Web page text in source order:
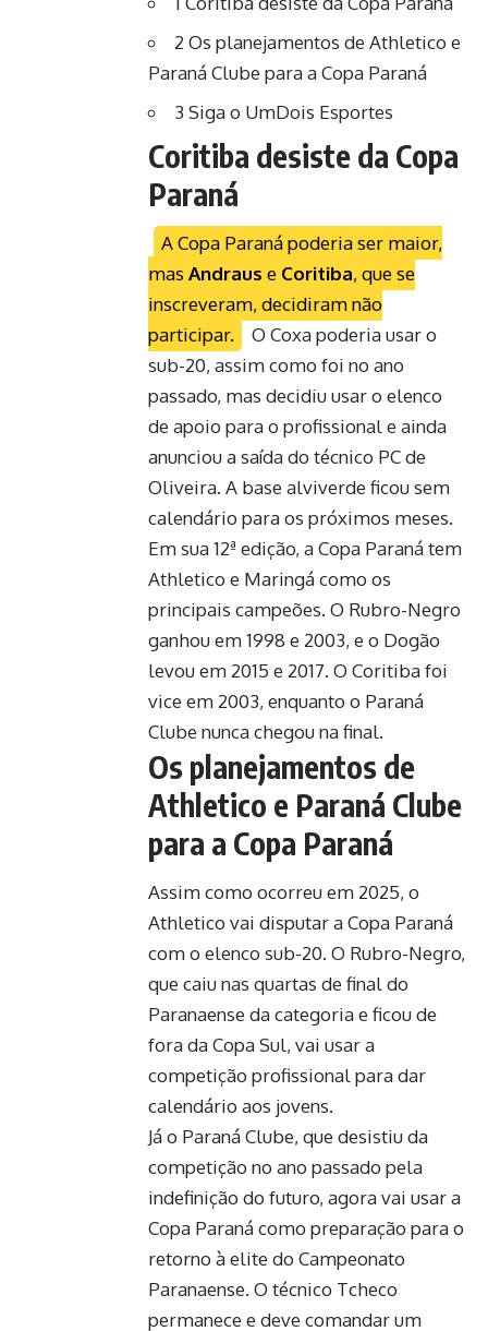
2 Os planejamentos de Athletico e
Paraná Clube para a Copa Paraná
3 Siga o UmDois Esportes
Coritiba desiste da Copa
Paraná
A Copa Paraná poderia ser maior,
mas Andraus e Coritiba, que se
inscreveram, decidiram não
participar.
O Coxa poderia usar o
sub-20, assim como foi no ano
passado, mas decidiu usar o elenco
de apoio para o profissional e ainda
anunciou a saída do técnico PC de
Oliveira. A base alviverde ficou sem
calendário para os próximos meses.
Em sua 12ª edição, a Copa Paraná tem
Athletico e Maringá como os
principais campeões. O Rubro-Negro
ganhou em 1998 e 2003, e o Dogão
levou em 2015 e 2017. O Coritiba foi
vice em 2003, enquanto o Paraná
Clube nunca chegou na final.
Os planejamentos de
Athletico e Paraná Clube
para a Copa Paraná
Assim como ocorreu em 2025, o
Athletico vai disputar a Copa Paraná
com o elenco sub-20. O Rubro-Negro,
que caiu nas quartas de final do
Paranaense da categoria e ficou de
fora da Copa Sul, vai usar a
competição profissional para dar
calendário aos jovens.
Já o Paraná Clube, que desistiu da
competição no ano passado pela
indefinição do futuro, agora vai usar a
Copa Paraná como preparação para o
retorno à elite do Campeonato
Paranaense. O técnico Tcheco
permanece e deve comandar um